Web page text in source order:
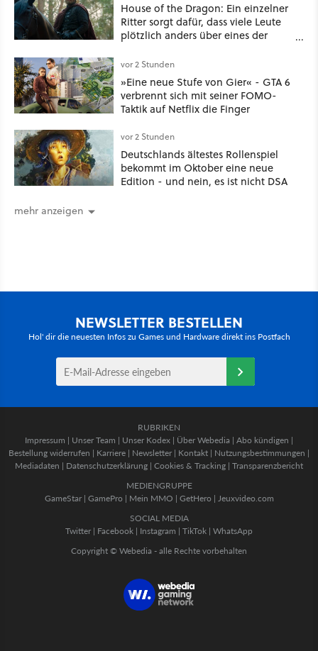
House of the Dragon: Ein einzelner
Ritter sorgt dafür, dass viele Leute
plötzlich anders über eines der
Thrones denken
vor 2 Stunden
»Eine neue Stufe von Gier« - GTA 6
verbrennt sich mit seiner FOMO-
Taktik auf Netflix die Finger
vor 2 Stunden
Deutschlands ältestes Rollenspiel
bekommt im Oktober eine neue
Edition - und nein, es ist nicht DSA
mehr anzeigen
NEWSLETTER BESTELLEN
Hol' dir die neuesten Infos zu Games und Hardware direkt ins Postfach
RUBRIKEN
Impressum | Unser Team | Unser Kodex | Über Webedia | Abo kündigen |
Bestellung widerrufen | Karriere | Newsletter | Kontakt | Nutzungsbestimmungen |
Mediadaten | Datenschutzerklärung | Cookies & Tracking | Transparenzbericht
MEDIENGRUPPE
GameStar| GamePro | Mein MMO | GetHero | Jeuxvideo.com
SOCIAL MEDIA
Twitter | Facebook | Instagram | TikTok | WhatsApp
Copyright © Webedia - alle Rechte vorbehalten